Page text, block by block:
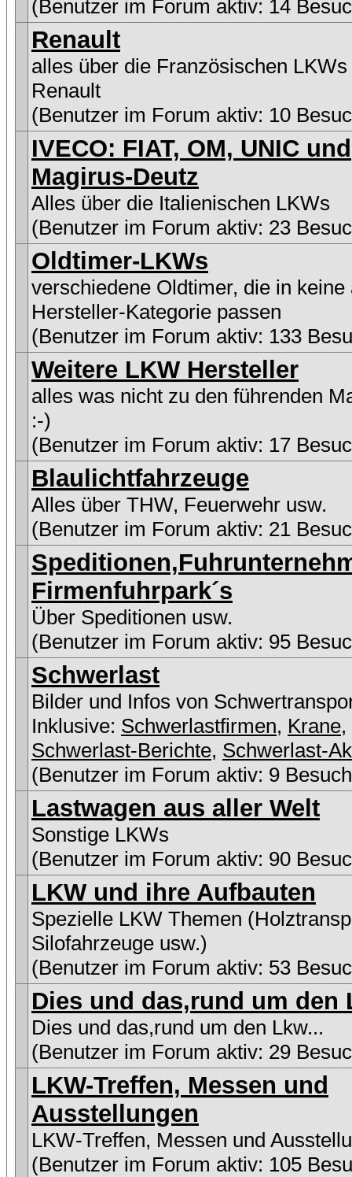
(Benutzer im Forum aktiv: 14
Renault
alles über die Französischen LKWs
Renault
(Benutzer im Forum aktiv: 10
IVECO: FIAT, OM, UNIC und
Magirus-Deutz
Alles über die Italienischen LKWs
(Benutzer im Forum aktiv: 23
Oldtimer-LKWs
verschiedene Oldtimer, die in keine
Hersteller-Kategorie passen
(Benutzer im Forum aktiv: 133
Weitere LKW Hersteller
alles was nicht zu den führenden
:-)
(Benutzer im Forum aktiv: 17
Blaulichtfahrzeuge
Alles über THW, Feuerwehr usw.
(Benutzer im Forum aktiv: 21
Firmenfuhrpark´s
Über Speditionen usw.
(Benutzer im Forum aktiv: 95
Schwerlast
Bilder und Infos von
Inklusive: Schwerlastfirmen, Krane,
Schwerlast-Berichte, Schwerlast-
(Benutzer im Forum aktiv: 9
Lastwagen aus aller Welt
Sonstige LKWs
(Benutzer im Forum aktiv: 90
LKW und ihre Aufbauten
Spezielle LKW Themen
Silofahrzeuge usw.)
(Benutzer im Forum aktiv: 53
Dies und das,rund um den
Dies und das,rund um den Lkw...
(Benutzer im Forum aktiv: 29
LKW-Treffen, Messen und
Ausstellungen
LKW-Treffen, Messen und
(Benutzer im Forum aktiv: 105